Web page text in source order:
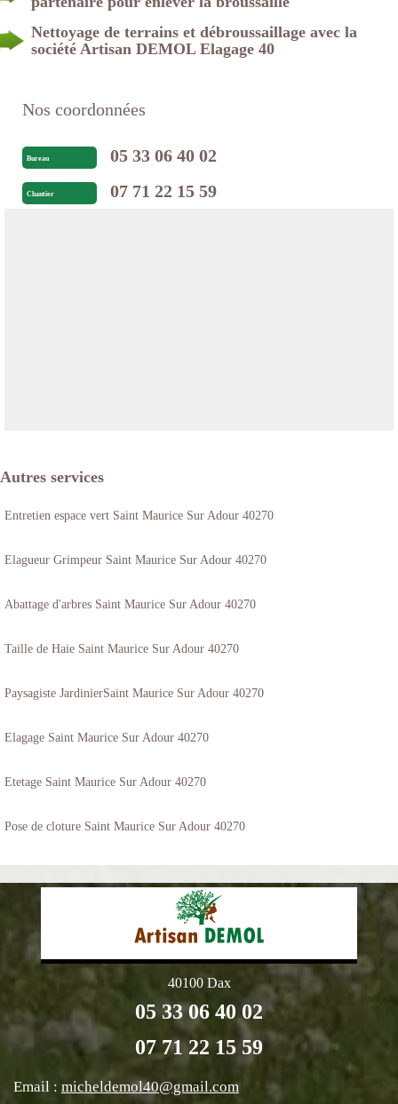
Nettoyage de terrains et débroussaillage avec la
société Artisan DEMOL Elagage 40
Nos coordonnées
Bureau 05 33 06 40 02
Chantier 07 71 22 15 59
Autres services
Entretien espace vert Saint Maurice Sur Adour 40270
Elagueur Grimpeur Saint Maurice Sur Adour 40270
Abattage d'arbres Saint Maurice Sur Adour 40270
Taille de Haie Saint Maurice Sur Adour 40270
Paysagiste JardinierSaint Maurice Sur Adour 40270
Elagage Saint Maurice Sur Adour 40270
Etetage Saint Maurice Sur Adour 40270
Pose de cloture Saint Maurice Sur Adour 40270
40100 Dax
05 33 06 40 02
07 71 22 15 59
Email : micheldemol40@gmail.com